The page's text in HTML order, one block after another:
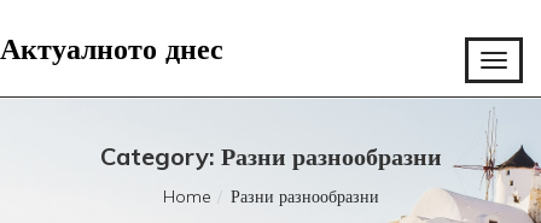
Актуалното днес
Category: Разни разнообразни
Home Разни разнообразни